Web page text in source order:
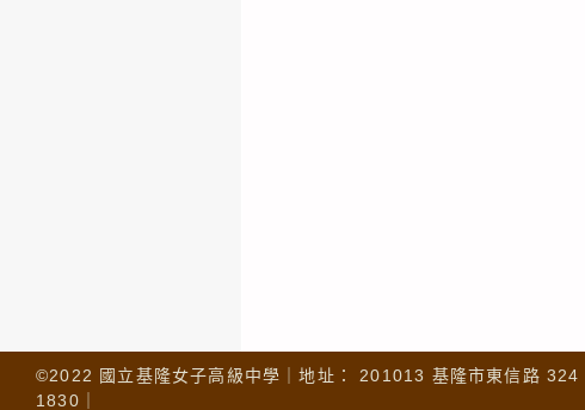
©2022 國立基隆女子高級中學｜地址： 201013 基隆市東信路
1830｜